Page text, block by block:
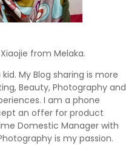
from Melaka.
My Blog sharing is more
Beauty, Photography and
I am a phone
an offer for product
Domestic Manager with
is my passion.